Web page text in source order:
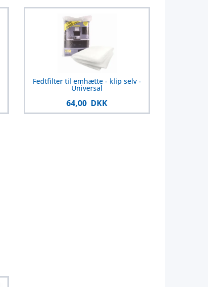
Fedtfilter til emhætte - klip selv -
Universal
64,00 DKK